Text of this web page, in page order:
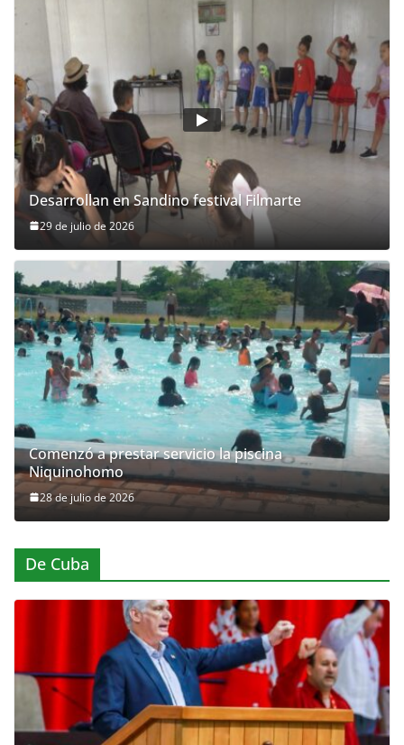
Desarrollan en Sandino festival Filmarte
29 de julio de 2026
Comenzó a prestar servicio la piscina
Niquinohomo
28 de julio de 2026
De Cuba